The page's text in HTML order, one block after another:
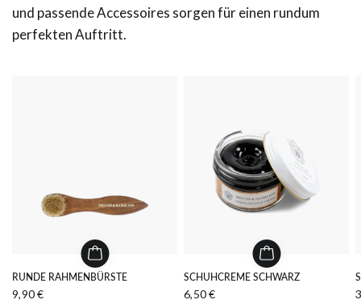
und passende Accessoires sorgen für einen rundum
perfekten Auftritt.
RUNDE RAHMENBÜRSTE
9,90 €
SCHUHCREME SCHWARZ
6,50 €